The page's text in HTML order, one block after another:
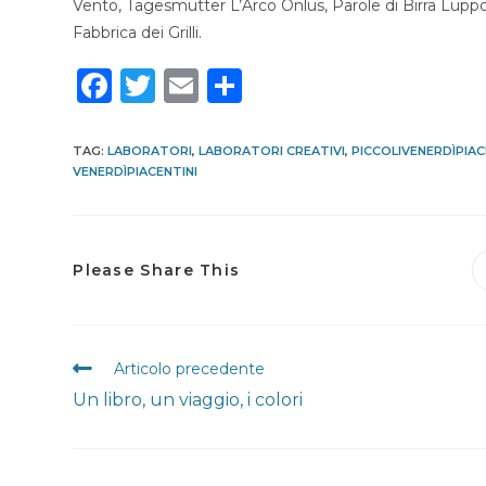
Vento, Tagesmutter L’Arco Onlus, Parole di Birra
Fabbrica dei Grilli.
F
c
e
o
T
it
te
E
ai n
TAG:LABORATORI, LABORATORI CREATIVI,
VENERDÌPIACENTINI
Please Share This
Leggi
articoli
Articolo precedente
Un libro, un viaggio, i colori